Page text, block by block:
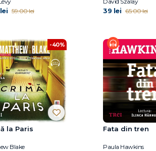
59.00 lei 39 lei 65.00 lei
-40%
la Paris
Blake
Fata din tren
Paula Hawkins